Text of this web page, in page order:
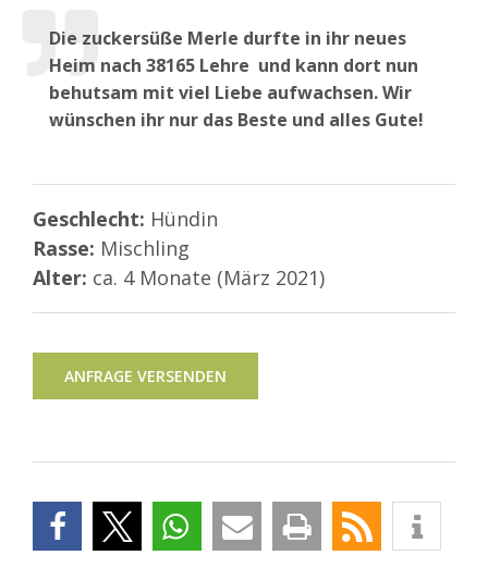
Die zuckersüße Merle durfte in ihr neues
Heim nach 38165 Lehre und kann dort nun
behutsam mit viel Liebe aufwachsen. Wir
wünschen ihr nur das Beste und alles Gute!
Geschlecht: Hündin
Rasse: Mischling
Alter: ca. 4 Monate (März 2021)
ANFRAGE VERSENDEN